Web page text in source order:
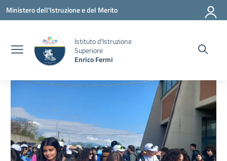
Vai ai contenuti
Vai al menu di navigazione
Vai al footer
Ministero dell'Istruzione e del Merito
Istituto d'Istruzione
Superiore
Enrico Fermi